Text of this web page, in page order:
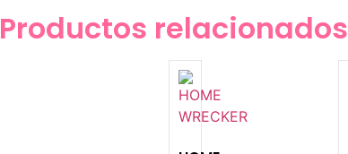
Productos relacionados